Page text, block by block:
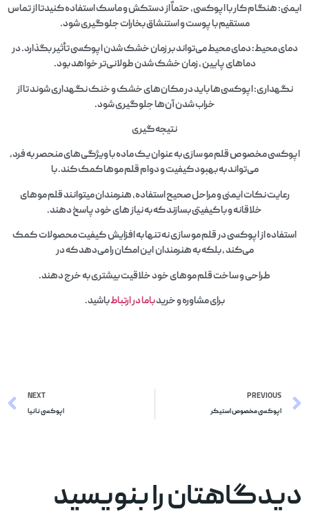
ایمنی: هنگام کار با اپوکسی، حتماً از دستکش و ماسک استفاده کنیدتا از تماس
مستقیم با پوست و استنشاق بخارات جلوگیری شود.
دمای محیط: دمای محیط می‌تواند بر زمان خشک شدن اپوکسی تأثیر بگذارد. در
دماهای پایین ، زمان خشک شدن طولانی‌تر خواهد بود.
نگهداری: اپوکسی‌ها باید در مکان‌های خشک و خنک نگهداری شوند تا از
خراب شدن آن‌ها جلوگیری شود.
نتیجه‌گیری
اپوکسی مخصوص قلم مو سازی به عنوان یک ماده با ویژگی‌های منحصر به فرد،
می‌تواند به بهبود کیفیت و دوام قلم موها کمک کند. با
رعایت نکات ایمنی و مراحل صحیح استفاده، هنرمندان میتوانند قلم موهای
خلاقانه و با کیفیتی بسازند که به نیاز های خود پاسخ دهند.
استفاده از اپوکسی در قلم مو سازی نه تنها به افزایش کیفیت محصولات کمک
می‌کند ، بلکه به هنرمندان این امکان را می‌دهد که در
طراحی و ساخت قلم موهای خود خلاقیت بیشتری به خرج دهند.
برای مشاوره و خریدباما در ارتباطباشید.
PREVIOUS
اپوکسی مخصوص استیکر
NEXT
اپوکسی نانیا
دیدگاهتان را بنویسید